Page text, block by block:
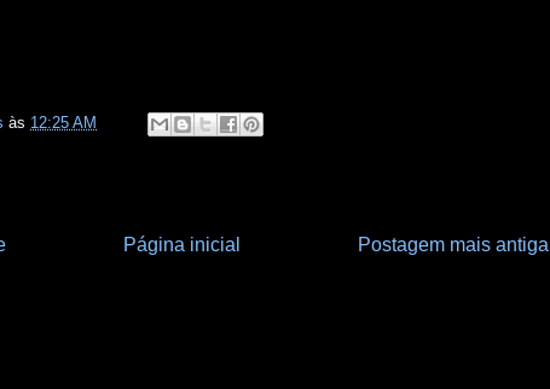
às 12:25 AM
Postagem mais antiga
Página inicial